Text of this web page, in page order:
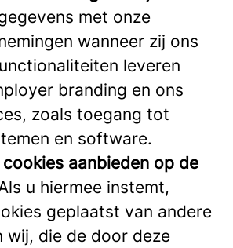
met onze
wanneer zij ons
leveren
branding en ons
zoals toegang tot
en software.
aanbieden op de
u hiermee instemt,
geplaatst van andere
wij, die de door deze